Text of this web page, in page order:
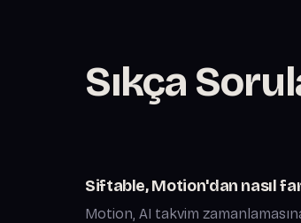
Sıkça
Siftable, Motion'dan nasıl
Motion, AI takvim